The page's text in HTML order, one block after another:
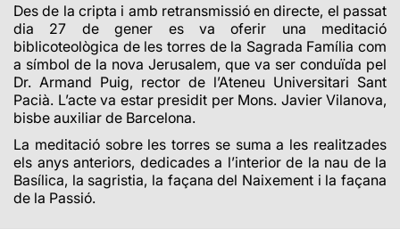
Des de la cripta i amb retransmissió en directe, el passat
dia 27 de gener es va oferir una meditació
biblicoteològica de les torres de la Sagrada Família com
a símbol de la nova Jerusalem, que va ser conduïda pel
Dr. Armand Puig, rector de l’Ateneu Universitari Sant
Pacià. L’acte va estar presidit per Mons. Javier Vilanova,
bisbe auxiliar de Barcelona.
La meditació sobre les torres se suma a les realitzades
els anys anteriors, dedicades a l’interior de la nau de la
Basílica, la sagristia, la façana del Naixement i la façana
de la Passió.